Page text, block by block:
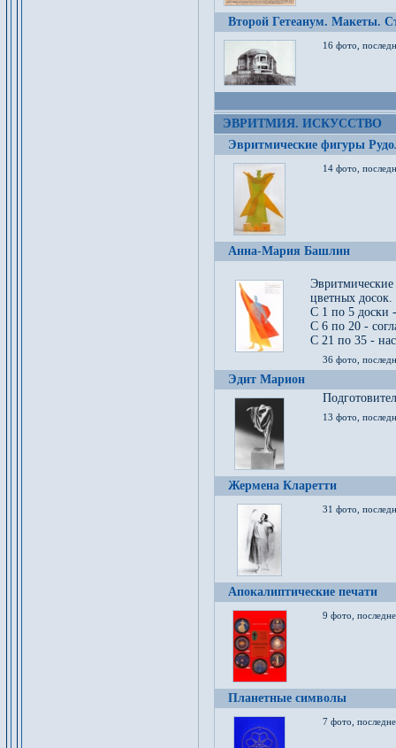
Второй Гетеанум. Макеты.
16 фото,
ЭВРИТМИЯ. ИСКУССТВО
Эвритмические фигуры
14 фото,
Анна-Мария Башлин
цветных досок.
С 1 по 5 доски
С 6 по 20 -
С 21 по 35 -
36 фото,
Эдит Марион
13 фото,
Жермена Кларетти
31 фото,
Апокалиптические печати
9 фото,
Планетные символы
7 фото,